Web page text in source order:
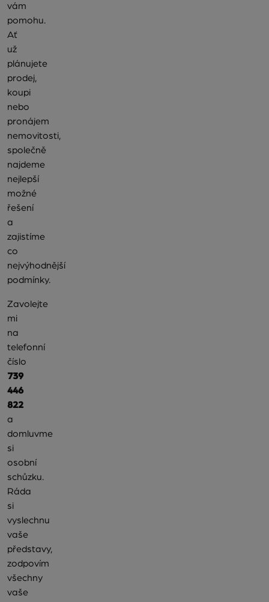
vám
pomohu.
Ať
už
plánujete
prodej,
koupi
nebo
pronájem
nemovitosti,
společně
najdeme
nejlepší
možné
řešení
a
zajistíme
co
nejvýhodnější
podmínky.
Zavolejte
mi
na
telefonní
číslo
739
446
822
a
domluvme
si
osobní
schůzku.
Ráda
si
vyslechnu
vaše
představy,
zodpovím
všechny
vaše